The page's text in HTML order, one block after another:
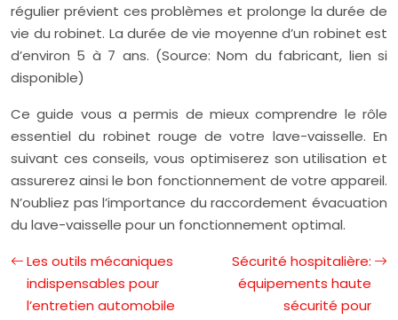
régulier prévient ces problèmes et prolonge la durée de
vie du robinet. La durée de vie moyenne d’un robinet est
d’environ 5 à 7 ans. (Source: Nom du fabricant, lien si
disponible)
Ce guide vous a permis de mieux comprendre le rôle
essentiel du robinet rouge de votre lave-vaisselle. En
suivant ces conseils, vous optimiserez son utilisation et
assurerez ainsi le bon fonctionnement de votre appareil.
N’oubliez pas l’importance du raccordement évacuation
du lave-vaisselle pour un fonctionnement optimal.
Les outils mécaniques
indispensables pour
l’entretien automobile
Sécurité hospitalière:
équipements haute
sécurité pour